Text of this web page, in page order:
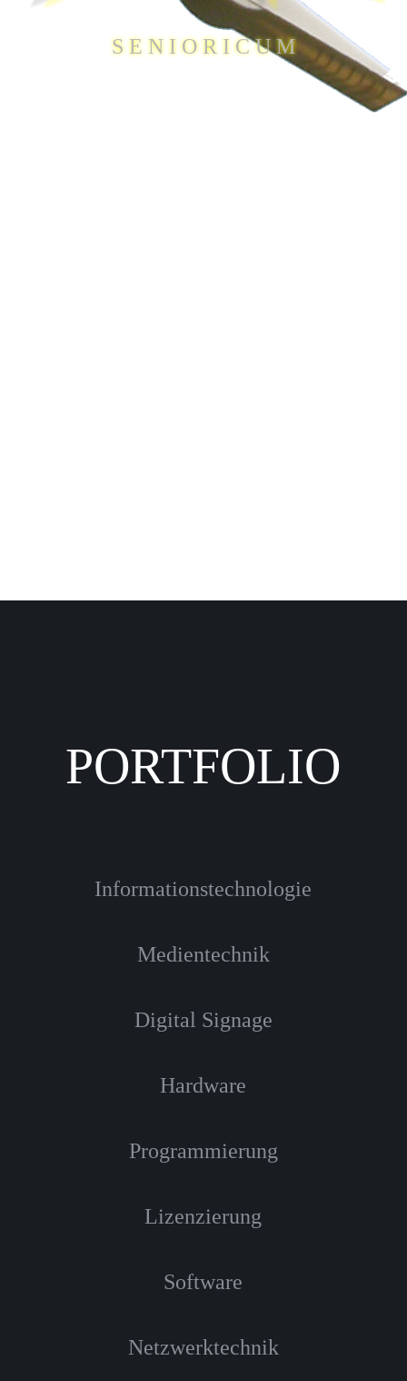
S E N I O R I C U M
PORTFOLIO
Informationstechnologie
Medientechnik
Digital Signage
Hardware
Programmierung
Lizenzierung
Software
Netzwerktechnik